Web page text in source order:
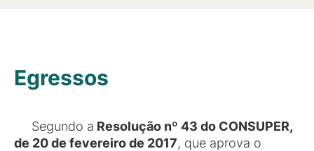
Egressos
Segundo a Resolução nº 43 do CONSUPER,
de 20 de fevereiro de 2017, que aprova o